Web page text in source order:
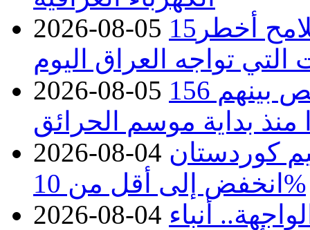
2026-08-05 15كارثة بيئية ومناخية ترسم ملامح أخطر
التي تواجه العراق اليوم
2026-08-05 حرائق فرنسا.. توقيف 402 شخص بينهم 156
منذ بداية موسم الحرائق
2026-08-04 كوردستان
انخفض إلى أقل من 10%
2026-08-04 أنباء